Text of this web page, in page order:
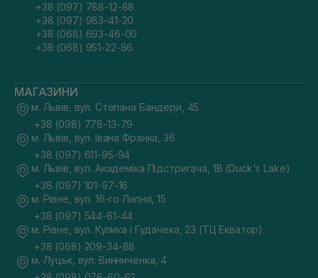
+38 (097) 788-12-88
+38 (097) 983-41-20
+38 (068) 693-46-00
+38 (068) 951-22-86
МАГАЗИНИ
м. Львів, вул. Степана Бандери, 45
+38 (098) 778-13-79
м. Львів, вул. Івана Франка, 36
+38 (097) 611-95-94
м. Львів, вул. Академіка Підстригача, 1В (Duck's Lake)
+38 (097) 101-97-16
м. Рівне, вул. 16-го Липня, 15
+38 (097) 544-61-44
м. Рівне, вул. Кулика і Гудачека, 23 (ТЦ Екватор)
+38 (068) 209-34-88
м. Луцьк, вул. Винниченка, 4